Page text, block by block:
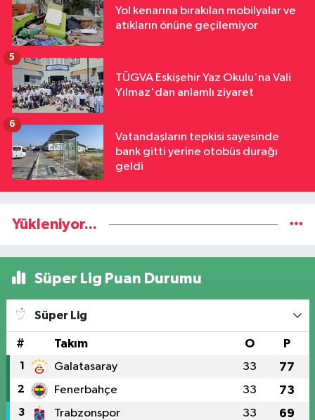
Yol kenarına bırakılan mobilyalar ve
atıkların önüne geçilemiyor
TÜGVA Eskişehir Yaz Okulu'na Vali
Yılmaz'dan anlamlı ziyaret
5
Vatandaşların tepkisi sayesinde
bank gitti yerine otobüs durağı
geldi
6
Yükleniyor...
Süper Lig Puan Durumu
Süper Lig
# Takım O P
1 Galatasaray 33 77
2 Fenerbahçe 33 73
3 Trabzonspor 33 69